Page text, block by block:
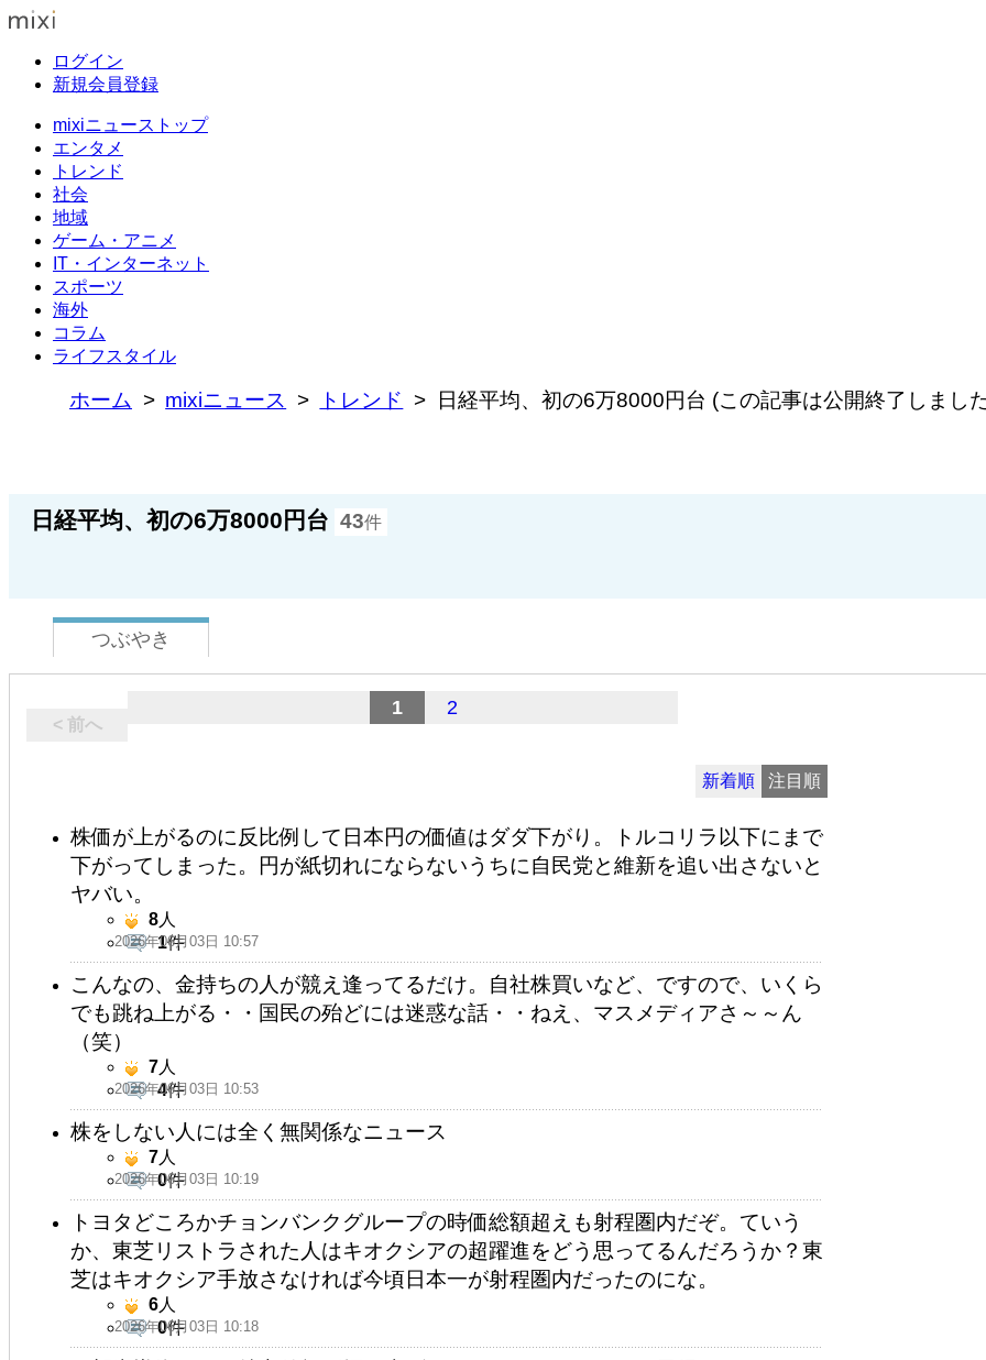
ログイン
新規会員登録
mixiニューストップ
エンタメ
トレンド
社会
地域
ゲーム・アニメ
IT・インターネット
スポーツ
海外
コラム
ライフスタイル
ホーム mixiニュース トレンド 日経平均、初の6万8000円台 (この記事は公開終了しまし
日経平均、初の6万8000円台 43件
つぶやき
< 前へ
1 2
新着順 注目順
株価が上がるのに反比例して日本円の価値はダダ下がり。トルコリラ以下にまで
下がってしまった。円が紙切れにならないうちに自民党と維新を追い出さないと
ヤバい。
2026年06月03日 10:57
8人
1件
こんなの、金持ちの人が競え逢ってるだけ。自社株買いなど、ですので、いくら
でも跳ね上がる・・国民の殆どには迷惑な話・・ねえ、マスメディアさ～～ん
（笑）
2026年06月03日 10:53
7人
4件
株をしない人には全く無関係なニュース
2026年06月03日 10:19
7人
0件
トヨタどころかチョンバンクグループの時価総額超えも射程圏内だぞ。ていう
か、東芝リストラされた人はキオクシアの超躍進をどう思ってるんだろうか？東
芝はキオクシア手放さなければ今頃日本一が射程圏内だったのにな。
2026年06月03日 10:18
6人
0件